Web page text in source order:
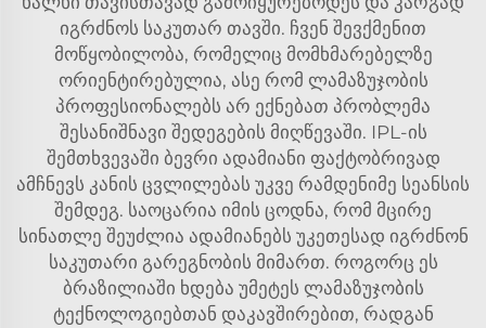
იგრძნოს საკუთარ თავში. ჩვენ შევქმენით
მოწყობილობა, რომელიც მომხმარებელზე
ორიენტირებულია, ასე რომ ლამაზუჯობის
პროფესიონალებს არ ექნებათ პრობლემა
შესანიშნავი შედეგების მიღწევაში. IPL-ის
შემთხვევაში ბევრი ადამიანი ფაქტობრივად
ამჩნევს კანის ცვლილებას უკვე რამდენიმე სეანსის
შემდეგ. საოცარია იმის ცოდნა, რომ მცირე
სინათლე შეუძლია ადამიანებს უკეთესად იგრძნონ
საკუთარი გარეგნობის მიმართ. როგორც ეს
ბრაზილიაში ხდება უმეტეს ლამაზუჯობის
ტექნოლოგიებთან დაკავშირებით, რადგან